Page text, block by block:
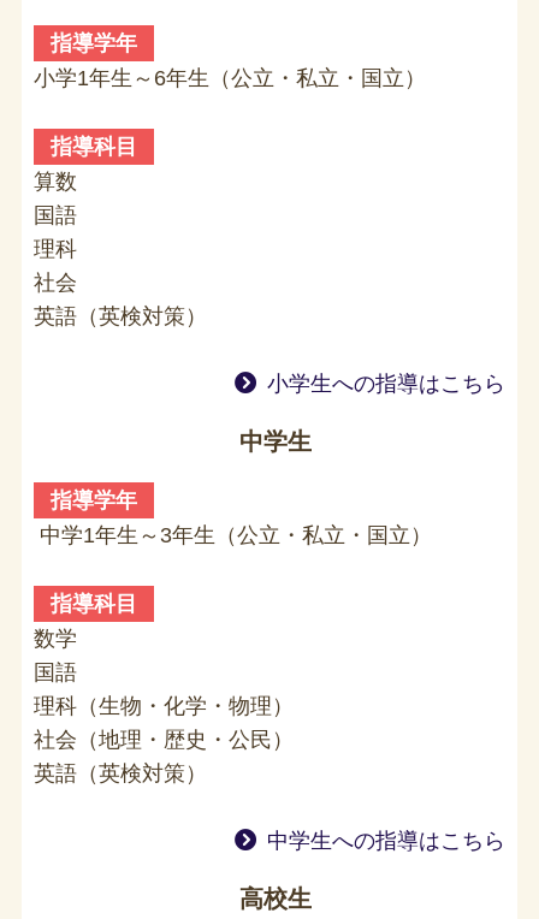
指導学年
小学1年生～6年生（公立・私立・国立）
指導科目
算数
国語
理科
社会
英語（英検対策）
小学生への指導はこちら
中学生
指導学年
中学1年生～3年生（公立・私立・国立）
指導科目
数学
国語
理科（生物・化学・物理）
社会（地理・歴史・公民）
英語（英検対策）
中学生への指導はこちら
高校生